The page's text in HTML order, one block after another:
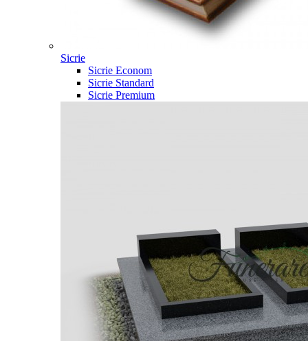
Sicrie
Sicrie Econom
Sicrie Standard
Sicrie Premium